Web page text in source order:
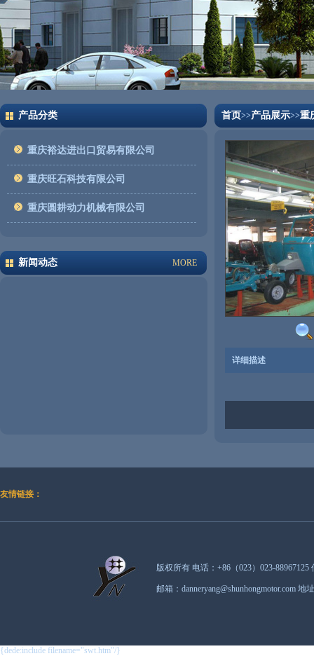
产品分类
重庆裕达进出口贸易有限公司
重庆旺石科技有限公司
重庆圆耕动力机械有限公司
新闻动态 MORE
首页>>产品展示>>重
详细描述
友情链接：
版权所有 电话：+86（023）023-
邮箱：danneryang@shunhongmotor.com
{dede:include filename="swt.htm"/}